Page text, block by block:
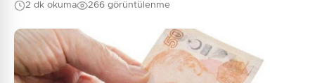
2 dk okuma 266 görüntülenme